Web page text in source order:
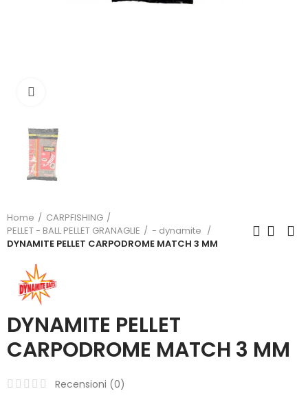
Home
CARPFISHING
PELLET - BALL PELLET GRANAGLIE
- dynamite
DYNAMITE PELLET CARPODROME MATCH 3 MM
DYNAMITE PELLET
CARPODROME MATCH 3 MM
Recensioni (0)